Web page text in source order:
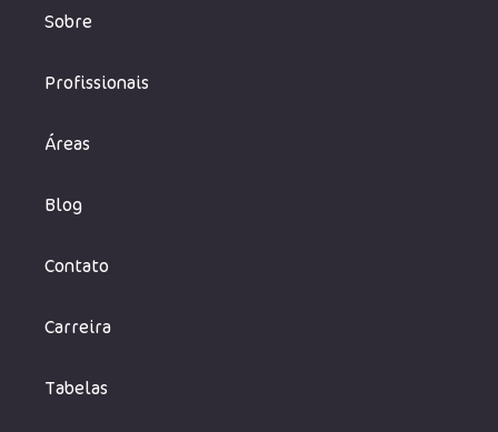
Sobre
Profissionais
Áreas
Blog
Contato
Carreira
Tabelas